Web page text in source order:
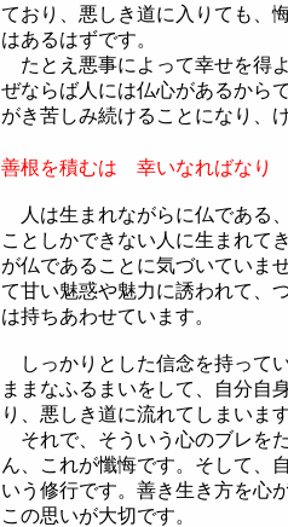
ており、悪しき道に入りても、
はあるはずです。
たとえ悪事によって幸せを得
ぜならば人には仏心があるから
がき苦しみ続けることになり、
善根を積むは 幸いなればなり
人は生まれながらに仏である
ことしかできない人に生まれて
が仏であることに気づいていま
て甘い魅惑や魅力に誘われて、
は持ちあわせています。
しっかりとした信念を持って
ままなふるまいをして、自分自
り、悪しき道に流れてしまいま
それで、そういう心のブレを
ん、これが懺悔です。そして、
いう修行です。善き生き方を心
この思いが大切です。